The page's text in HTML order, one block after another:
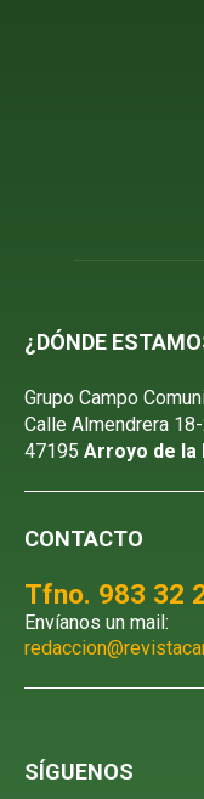
¿DÓNDE
Grupo Campo
Calle Almendrera
47195 Arroyo de la
CONTACTO
Tfno. 983 32
Envíanos un mail:
SÍGUENOS